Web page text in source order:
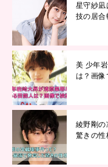
星守紗凪
技の居合
美 少年
は？画像
綾野剛の
驚きの性